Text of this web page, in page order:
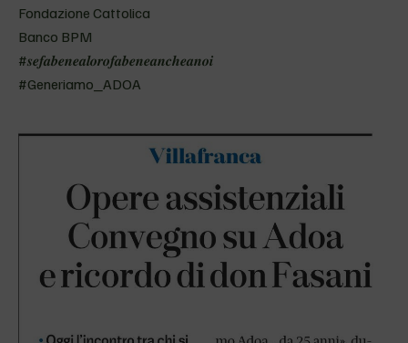
Fondazione Cattolica
Banco BPM
#𝒔𝒆𝒇𝒂𝒃𝒆𝒏𝒆𝒂𝒍𝒐𝒓𝒐𝒇𝒂𝒃𝒆𝒏𝒆𝒂𝒏𝒄𝒉𝒆𝒂𝒏𝒐𝒊
#Generiamo_ADOA